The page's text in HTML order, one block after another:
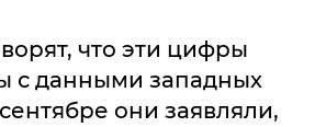
что эти цифры
с данными западных
они заявляли,